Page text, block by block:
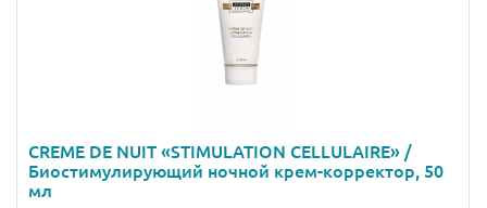
CREME DE NUIT «STIMULATION CELLULAIRE» /
Биостимулирующий ночной крем-корректор, 50
мл